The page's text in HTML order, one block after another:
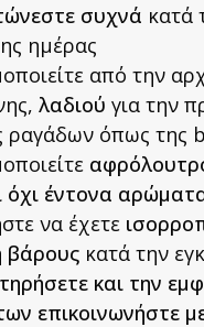
συχνά κατά
ημέρας
από την
λαδιού για την
ραγάδων όπως της
όχι έντονα
να έχετε
βάρουςκατά την
και την
επικοινωνήστε